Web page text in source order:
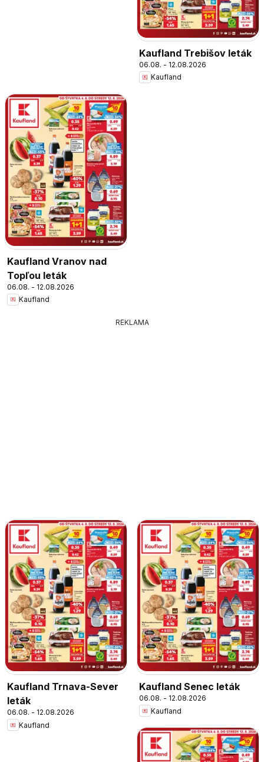
Kaufland Trebišov leták
06.08. - 12.08.2026
Kaufland
Kaufland Vranov nad
Topľou leták
06.08. - 12.08.2026
Kaufland
REKLAMA
Kaufland Trnava-Sever
leták
06.08. - 12.08.2026
Kaufland
Kaufland Senec leták
06.08. - 12.08.2026
Kaufland